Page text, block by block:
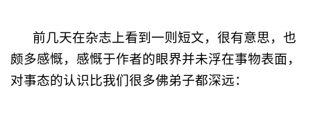
前几天在杂志上看到一则短文，很有意思，也
颇多感慨，感慨于作者的眼界并未浮在事物表面，
对事态的认识比我们很多佛弟子都深远：